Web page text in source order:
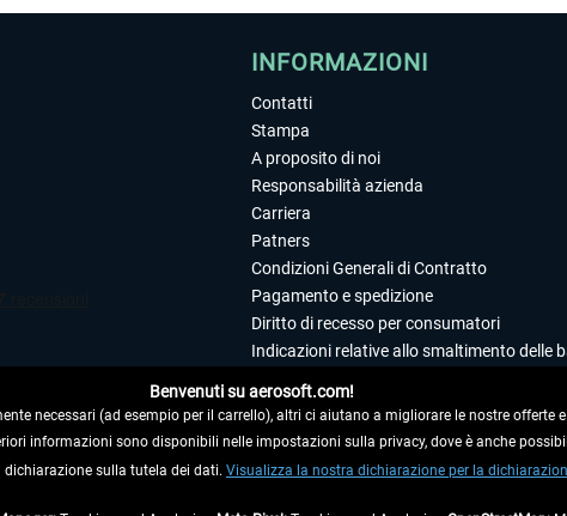
CONTRATTO
INFORMAZIONI
Contatti
Stampa
A proposito di noi
Responsabilità azienda
Carriera
Patners
Condizioni Generali di Contratto
Pagamento e spedizione
Diritto di recesso per consumatori
Indicazioni relative allo smaltimento delle
Editoriale
Benvenuti su aerosoft.com!
necessari (ad esempio per il carrello), altri ci aiutano a migliorare le nostre offerte
informazioni sono disponibili nelle impostazioni sulla privacy, dove è anche
sulla tutela dei dati. Visualizza la nostra dichiarazione per la